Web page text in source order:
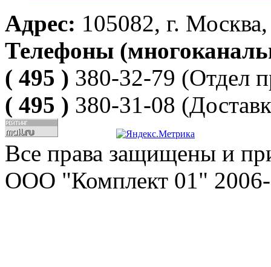
Адрес: 105082, г.
Телефоны
( 495 ) 380-32-79 (Отдел
( 495 ) 380-31-08
Все права защищены и
ООО "Комплект 01" 2006-